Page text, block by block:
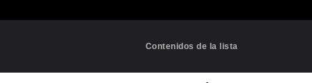
Contenidos de la lista